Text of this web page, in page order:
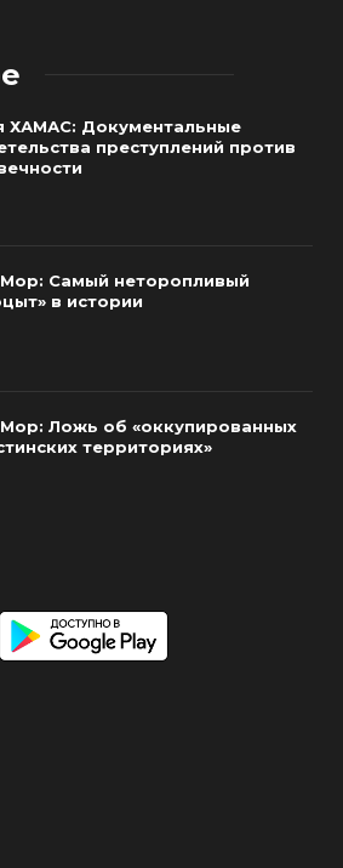
ХАМАС: Документальные
преступлений против
Самый неторопливый
в истории
Ложь об «оккупированных
территориях»